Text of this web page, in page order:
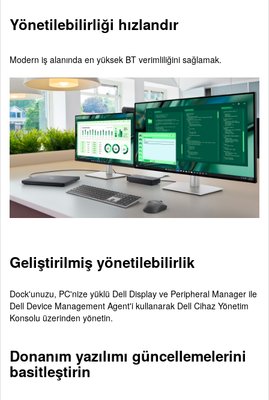
Yönetilebilirliği hızlandır
Modern iş alanında en yüksek BT verimliliğini sağlamak.
Geliştirilmiş yönetilebilirlik
Dock'unuzu, PC'nize yüklü Dell Display ve Peripheral Manager ile
Dell Device Management Agent'i kullanarak Dell Cihaz Yönetim
Konsolu üzerinden yönetin.
Donanım yazılımı güncellemelerini
basitleştirin